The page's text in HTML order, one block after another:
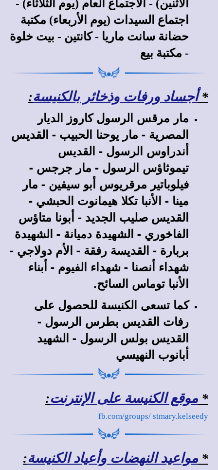
الاثنين) - الاجتماع العام (يوم الثلاثاء) -
اجتماع السيدات (يوم الأربعاء) مكتبة
حضانة سانت ماريا - كانتين - بيت خلوة
- مكتبة بيع
*أجساد ورفات وذخائر بالكنيسة:
مار مرقس الرسول كاروز الديار
المصرية - مار يوحنا الحبيب - القديس
أندراوس الرسول - القديس
تيموثاؤس الرسول - مار جرجس -
فيلوباتير مرقريوس أبو سيفين - مار
مينا - الأنبا تكلا هيمانوت الحبشي -
القديس صليب الجديد - أبونا متاؤس
الفاخوري - الشهيدة دميانة - الشهيدة
بربارة - القديسة رفقة - الأم دولاجي -
شهداء أنصنا - شهداء الفيوم - أبناء
الأنبا توماس السائح.
كما تسعى الكنيسة للحصول على
رفات القديس بطرس الرسول -
القديس بولس الرسول - الشهيد
أبانوب النهيسي
* موقع الكنيسة على الإنترنت:
fb.com/groups/ stmary.kelseedy
* مواعيد النهضات وأعياد الكنيسة: